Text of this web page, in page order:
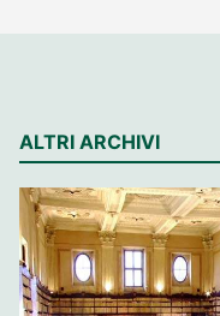
ALTRI ARCHIVI